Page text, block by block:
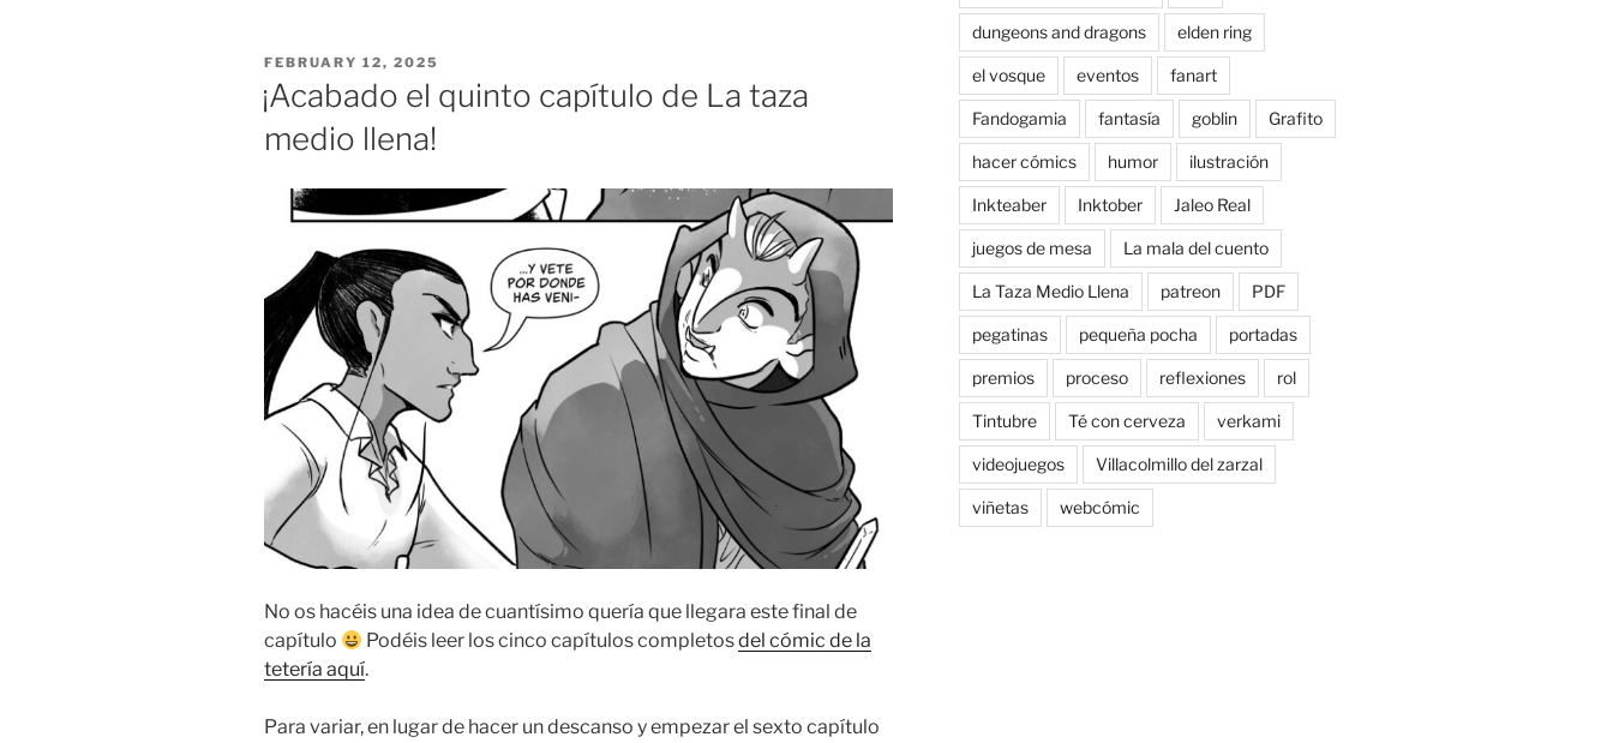
POSTED
ON
FEBRUARY 12, 2025
¡Acabado el quinto capítulo de La taza
medio llena!
No os hacéis una idea de cuantísimo quería que llegara este final de
capítulo
Podéis leer los cinco capítulos completosdel cómic de la
tetería aquí.
Para variar, en lugar de hacer un descanso y empezar el sexto capítulo
dungeons and dragons elden ring
el vosque eventos fanart
Fandogamia fantasía goblin Grafito
hacer cómics humor ilustración
Inkteaber Inktober Jaleo Real
juegos de mesa La mala del cuento
La Taza Medio Llena patreon PDF
pegatinas pequeña pocha portadas
premios proceso reflexiones rol
Tintubre Té con cerveza verkami
videojuegos Villacolmillo del zarzal
viñetas webcómic